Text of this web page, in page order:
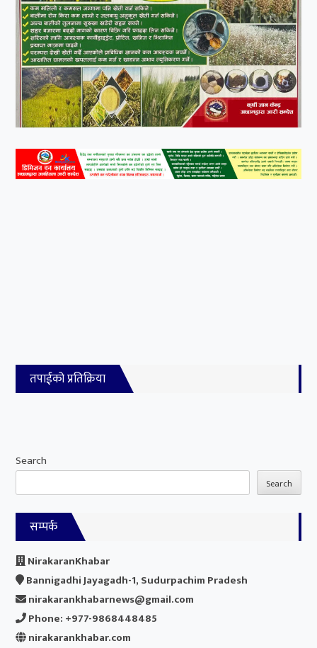
तपाईको प्रतिक्रिया
Search
Search
सम्पर्क
NirakaranKhabar
Bannigadhi Jayagadh-1, Sudurpachim Pradesh
nirakarankhabarnews@gmail.com
Phone: +977-9868448485
nirakarankhabar.com